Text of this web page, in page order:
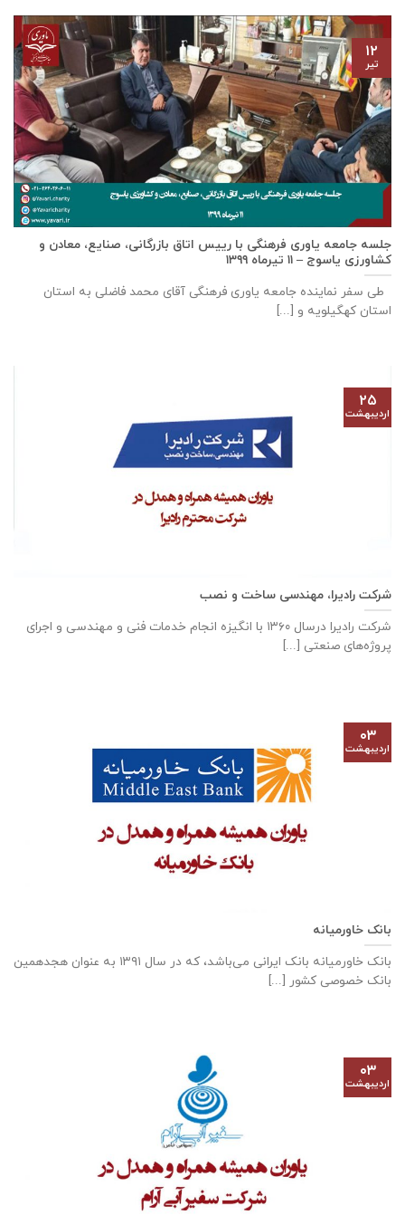
جلسه جامعه یاوری فرهنگی با رييس اتاق بازرگانی، صنايع، معادن و
كشاورزی ياسوج – ۱۱ تیرماه ۱۳۹۹
طی سفر نماینده جامعه یاوری فرهنگی آقای محمد فاضلی به استان
استان کهگیلویه و [...]
۱۲
تیر
شرکت رادیرا، مهندسی ساخت و نصب
شرکت رادیرا درسال ۱۳۶۰ با انگیزه انجام خدمات فنی و مهندسی و اجرای
پروژه‌های صنعتی [...]
۲۵
اردیبهشت
بانک خاورمیانه
بانک خاورمیانه بانک ایرانی می‌باشد، که در سال ۱۳۹۱ به عنوان هجدهمین
بانک خصوصی کشور [...]
۰۳
اردیبهشت
۰۳
اردیبهشت